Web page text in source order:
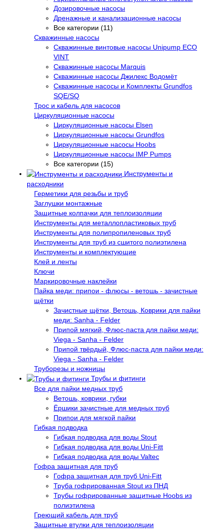
Дозировочные насосы
Дренажные и канализационные насосы
Все категории (11)
Скважинные насосы
Скважинные винтовые насосы Unipump ECO
VINT
Скважинные насосы Marquis
Скважинные насосы Джилекс Водомёт
Скважинные насосы и Комплекты Grundfos
SQE/SQ
Трос и кабель для насосов
Циркуляционные насосы
Циркуляционные насосы Elsen
Циркуляционные насосы Grundfos
Циркуляционные насосы Hoobs
Циркуляционные насосы IMP Pumps
Все категории (15)
Инструменты и
расходники
Герметики для резьбы и труб
Заглушки монтажные
Защитные колпачки для теплоизоляции
Инструменты для металлопластиковых труб
Инструменты для полипропиленовых труб
Инструменты для труб из сшитого полиэтилена
Инструменты и комплектующие
Клей и ленты
Ключи
Маркировочные наклейки
Пайка меди: припои - флюсы - ветошь - зачистные
щётки
Зачистные щётки, Ветошь, Коврики для пайки
меди: Sanha - Felder
Припой мягкий, Флюс-паста для пайки меди:
Viega - Sanha - Felder
Припой твёрдый, Флюс-паста для пайки меди:
Viega - Sanha - Felder
Труборезы и ножницы
Трубы и фитинги
Все для пайки медных труб
Ветошь, коврики, губки
Ёршики зачистные для медных труб
Припои для мягкой пайки
Гибкая подводка
Гибкая подводка для воды Stout
Гибкая подводка для воды Uni-Fitt
Гибкая подводка для воды Valtec
Гофра защитная для труб
Гофра защитная для труб Uni-Fitt
Труба гофрированная Stout из ПНД
Трубы гофрированные защитные Hoobs из
полиэтилена
Греющий кабель для труб
Защитные втулки для теплоизоляции